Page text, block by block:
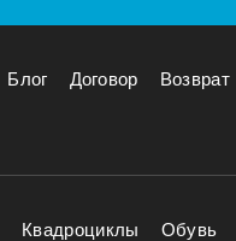
Блог Договор Возврат
Квадроциклы Обувь